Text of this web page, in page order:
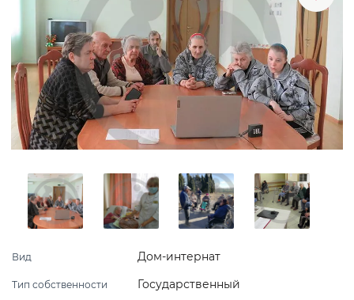
Вид Дом-интернат
Тип собственности Государственный